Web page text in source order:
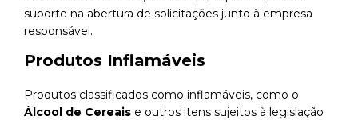
suporte na abertura de solicitações junto à empresa
responsável.
Produtos Inflamáveis
Produtos classificados como inflamáveis, como o
Álcool de Cereais e outros itens sujeitos à legislação